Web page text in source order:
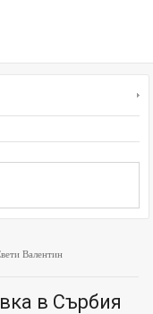
Валентин
в Сърбия